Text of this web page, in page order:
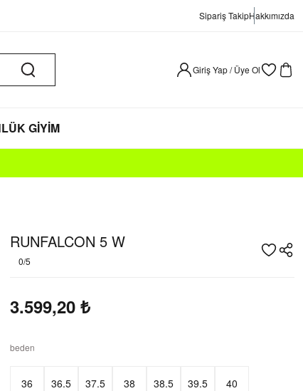
Sipariş TakipHakkımızda
Giriş Yap / Üye Ol
GİYİM
RUNFALCON 5 W
0/5
3.599,20 ₺
beden
36 36.5 37.5 38 38.5 39.5 40